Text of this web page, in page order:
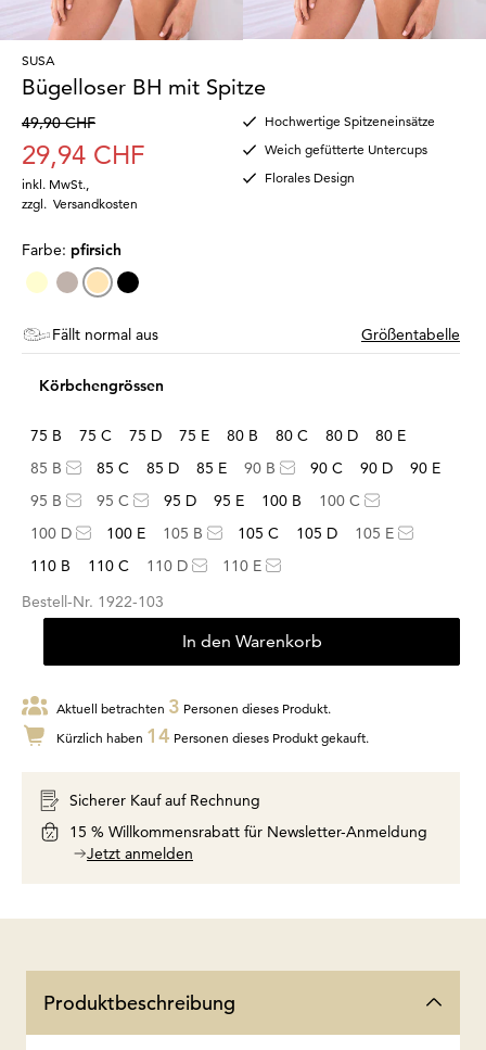
SUSA
Bügelloser BH mit Spitze
49,90 CHF
29,94 CHF
inkl. MwSt.
zzgl. Versandkosten
Hochwertige Spitzeneinsätze
Weich gefütterte Untercups
Florales Design
Farbe: pfirsich
Fällt normal aus Größentabelle
Körbchengrössen
75 B 75 C 75 D 75 E 80 B 80 C 80 D
80 E
85 B
85 C 85 D 85 E 90 B 90 C 90 D
90 E
95 B
95 C 95 D 95 E 100 B
100 C
100 D
100 E 105 B 105 C 105 D
105 E
110 B
110 C 110 D
110 E
Bestell-Nr. 1922-103
In den Warenkorb
Aktuell betrachten 3 Personen dieses Produkt.
Kürzlich haben 14 Personen dieses Produkt gekauft.
Sicherer Kauf auf Rechnung
15 % Willkommensrabatt für Newsletter-Anmeldung
Jetzt anmelden
Produktbeschreibung